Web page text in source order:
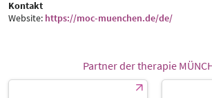
Kontakt
Website: https://moc-muenchen.de/de/
Partner der therapie